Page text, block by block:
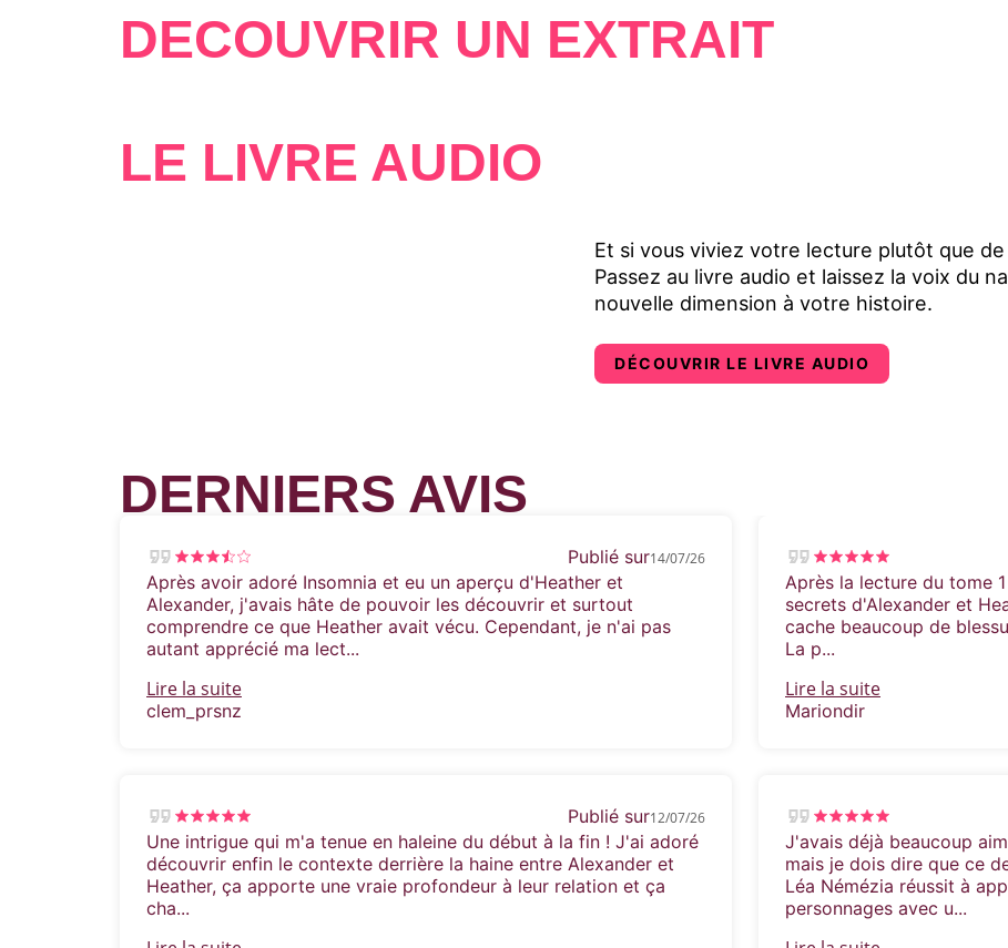
DÉCOUVRIR UN EXTRAIT
LE LIVRE AUDIO
Et si vous viviez votre lecture plutôt que
Passez au livre audio et laissez la voix du
nouvelle dimension à votre histoire.
DÉCOUVRIR LE LIVRE AUDIO
DERNIERS AVIS
Publié sur14/07/26
Après avoir adoré Insomnia et eu un aperçu d'Heather et
Alexander, j'avais hâte de pouvoir les découvrir et surtout
comprendre ce que Heather avait vécu. Cependant, je n'ai pas
autant apprécié ma lect...
Lire la suite
clem_prsnz
Publié sur12/07/26
Une intrigue qui m'a tenue en haleine du début à la fin ! J'ai adoré
découvrir enfin le contexte derrière la haine entre Alexander et
Heather, ça apporte une vraie profondeur à leur relation et ça
cha...
Après la lecture du tome
secrets d'Alexander et
cache beaucoup de
La p...
Lire la suite
Mariondir
J'avais déjà beaucoup
mais je dois dire que ce
Léa Némézia réussit à
personnages avec u...